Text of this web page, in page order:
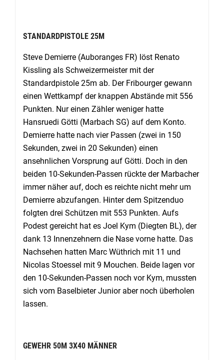
STANDARDPISTOLE 25M
Steve Demierre (Auboranges FR) löst Renato
Kissling als Schweizermeister mit der
Standardpistole 25m ab. Der Fribourger gewann
einen Wettkampf der knappen Abstände mit 556
Punkten. Nur einen Zähler weniger hatte
Hansruedi Götti (Marbach SG) auf dem Konto.
Demierre hatte nach vier Passen (zwei in 150
Sekunden, zwei in 20 Sekunden) einen
ansehnlichen Vorsprung auf Götti. Doch in den
beiden 10-Sekunden-Passen rückte der Marbacher
immer näher auf, doch es reichte nicht mehr um
Demierre abzufangen. Hinter dem Spitzenduo
folgten drei Schützen mit 553 Punkten. Aufs
Podest gereicht hat es Joel Kym (Diegten BL), der
dank 13 Innenzehnern die Nase vorne hatte. Das
Nachsehen hatten Marc Wüthrich mit 11 und
Nicolas Stoessel mit 9 Mouchen. Beide lagen vor
den 10-Sekunden-Passen noch vor Kym, mussten
sich vom Baselbieter Junior aber noch überholen
lassen.
GEWEHR 50M 3X40 MÄNNER